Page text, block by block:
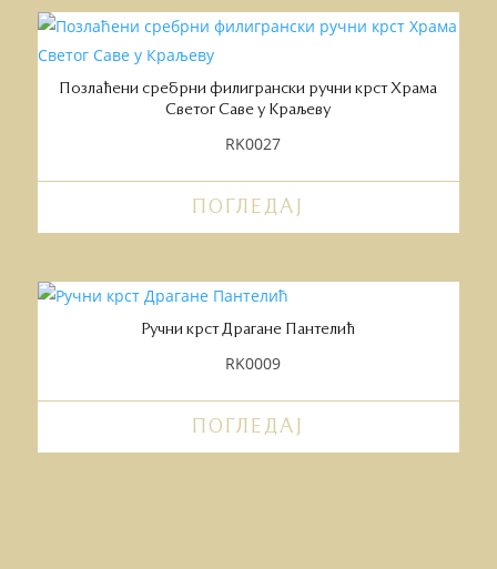
Позлаћени сребрни филигрански ручни крст Храма
Светог Саве у Краљеву
RK0027
ПОГЛЕДАЈ
Ручни крст Драгане Пантелић
RK0009
ПОГЛЕДАЈ